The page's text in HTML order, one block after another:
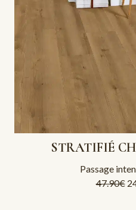
STRATIFIÉ
Passage
47.90€